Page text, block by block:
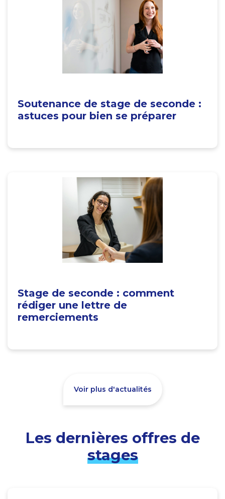
Soutenance de stage de seconde :
astuces pour bien se préparer
Stage de seconde : comment
rédiger une lettre de
remerciements
Voir plus d'actualités
Les dernières offres de
stages